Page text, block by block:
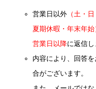
営業日以外 （土・
夏期休暇・年末年始
営業日以降に返信し
内容により、回答
合がございます。